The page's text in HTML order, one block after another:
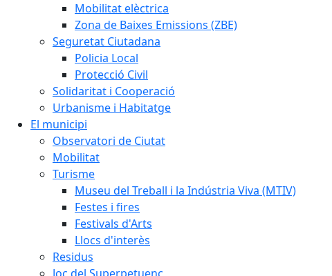
Mobilitat elèctrica
Zona de Baixes Emissions (ZBE)
Seguretat Ciutadana
Policia Local
Protecció Civil
Solidaritat i Cooperació
Urbanisme i Habitatge
El municipi
Observatori de Ciutat
Mobilitat
Turisme
Museu del Treball i la Indústria Viva (MTIV)
Festes i fires
Festivals d'Arts
Llocs d'interès
Residus